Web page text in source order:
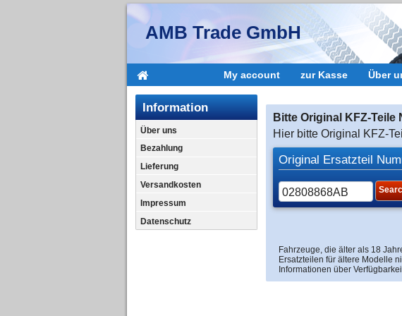
AMB Trade GmbH
My account zur Kasse Über
Information
Über uns
Bezahlung
Lieferung
Versandkosten
Impressum
Datenschutz
Bitte Original KFZ-Teile
Hier bitte Original KFZ-
Original Ersatzteil
Fahrzeuge, die älter als 18
Ersatzteilen für ältere Modelle
Informationen über